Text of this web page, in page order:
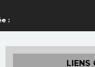
:
LIENS